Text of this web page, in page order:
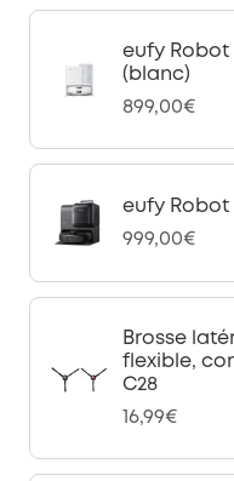
eufy Robot
(blanc)
899,00€
eufy Robot
999,00€
Brosse
flexible,
C28
16,99€